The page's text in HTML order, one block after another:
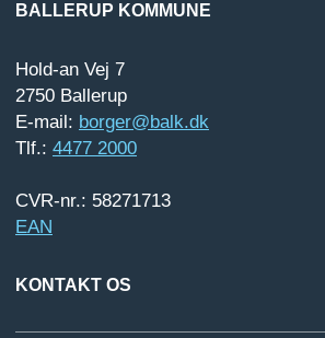
BALLERUP KOMMUNE
Hold-an Vej 7
2750 Ballerup
E-mail: borger@balk.dk
Tlf.: 4477 2000
CVR-nr.: 58271713
EAN
KONTAKT OS